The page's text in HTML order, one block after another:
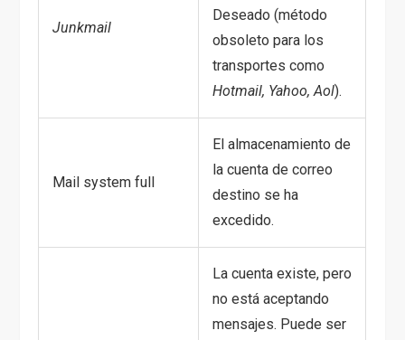
Junkmail
Deseado (método
obsoleto para los
transportes como
Hotmail, Yahoo, Aol).
Mail system full
El almacenamiento de
la cuenta de correo
destino se ha
excedido.
La cuenta existe, pero
no está aceptando
mensajes. Puede ser